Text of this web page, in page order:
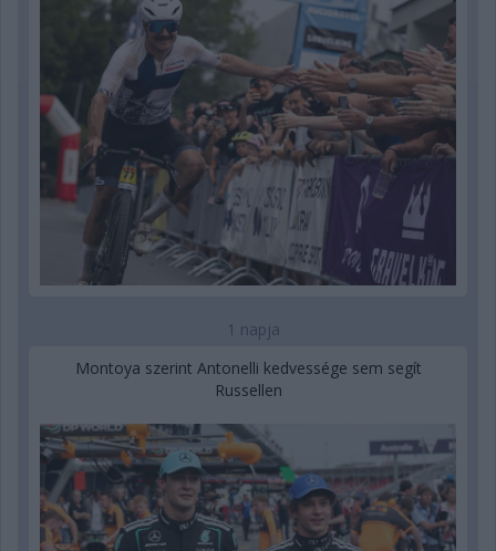
1 napja
Montoya szerint Antonelli kedvessége sem segít
Russellen